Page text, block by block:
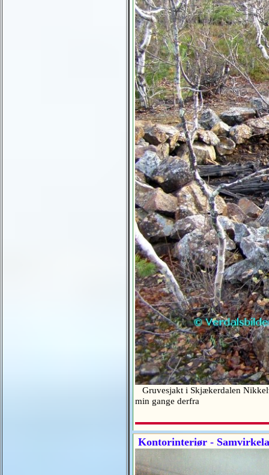
Gruvesjakt i Skjækerdalen
min gange derfra
Kontorinteriør -